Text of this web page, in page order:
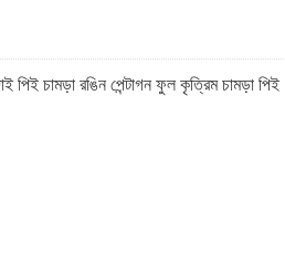
পিই চামড়া রঙিন পেন্টাগন ফুল কৃত্রিম চামড়া পিই